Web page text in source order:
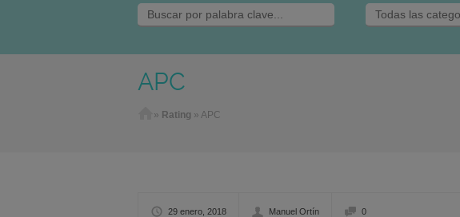
APC
Home
» Rating » APC
29 enero, 2018 Manuel Ortín 0